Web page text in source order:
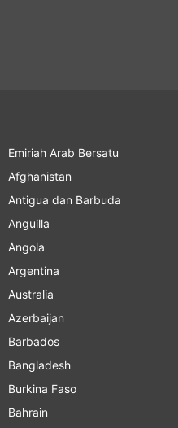
Emiriah Arab Bersatu
Afghanistan
Antigua dan Barbuda
Anguilla
Angola
Argentina
Australia
Azerbaijan
Barbados
Bangladesh
Burkina Faso
Bahrain